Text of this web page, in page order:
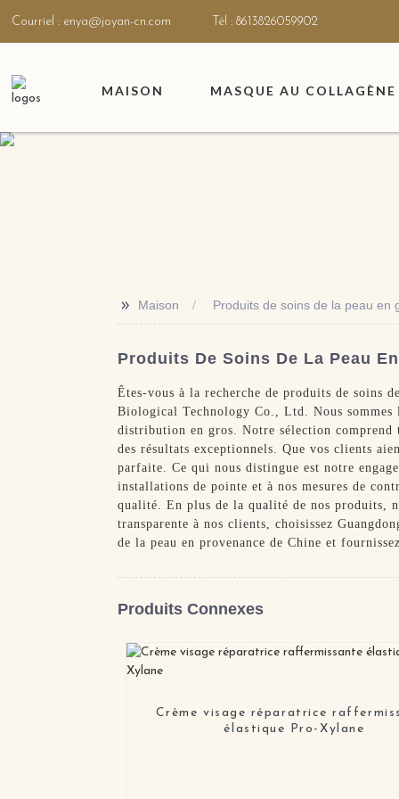
Courriel : enya@joyan-cn.com Tél : 8613826059902
MAISON MASQUE AU
>> Maison Produits de soins de la peau en
Produits De Soins De La Peau
Êtes-vous à la recherche de produits de soins
Biological Technology Co., Ltd. Nous
distribution en gros. Notre sélection
des résultats exceptionnels. Que vos clients
parfaite. Ce qui nous distingue est notre
installations de pointe et à nos mesures de
qualité. En plus de la qualité de nos produits,
transparente à nos clients, choisissez
de la peau en provenance de Chine et
Produits Connexes
Crème visage réparatrice
élastique Pro-Xylane